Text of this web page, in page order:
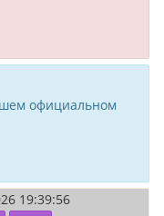
официальном
19:39:56